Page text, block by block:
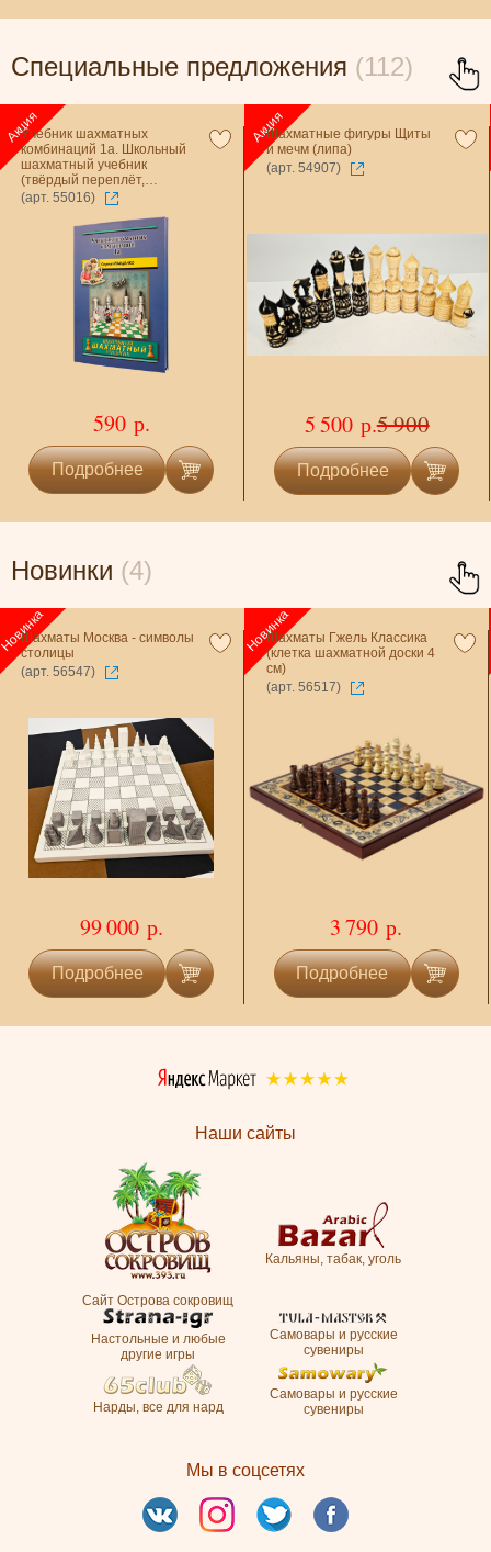
Специальные предложения (112)
Учебник шахматных
комбинаций 1a. Школьный
шахматный учебник
(твёрдый переплёт,
Иващенко)
(арт. 55016)
590 р.
Подробнее
Шахматные фигуры Щиты
и мечм (липа)
(арт. 54907)
5 900
5 500 р.
Подробнее
Новинки (4)
Шахматы Москва - символы
столицы
(арт. 56547)
99 000 р.
Подробнее
Шахматы Гжель Классика
(клетка шахматной доски 4
см)
(арт. 56517)
3 790 р.
Подробнее
Наши сайты
Сайт Острова сокровищ
Кальяны, табак, уголь
Настольные и любые
другие игры
Самовары и русские
сувениры
Нарды, все для нард
Самовары и русские
сувениры
Мы в соцсетях